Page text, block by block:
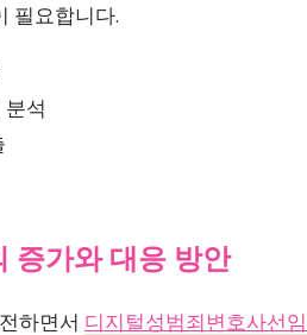
필요합니다.
분석
증가와 대응 방안
하면서 디지털성범죄변호사선임